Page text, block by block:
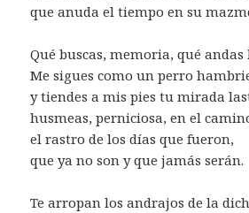
que anuda el tiempo en su
Qué buscas, memoria, qué andas
Me sigues como un perro
y tiendes a mis pies tu mirada
husmeas, perniciosa, en el
el rastro de los días que fueron,
que ya no son y que jamás serán.
Te arropan los andrajos de la